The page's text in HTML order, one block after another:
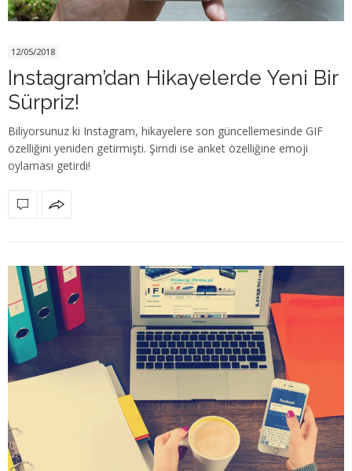
12/05/2018
Instagram’dan Hikayelerde Yeni Bir
Sürpriz!
Biliyorsunuz ki Instagram, hikayelere son güncellemesinde GIF
özelliğini yeniden getirmişti. Şimdi ise anket özelliğine emoji
oylaması getirdi!